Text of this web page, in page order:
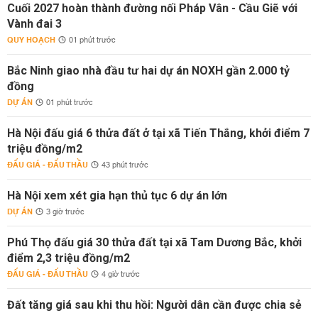
Cuối 2027 hoàn thành đường nối Pháp Vân - Cầu Giẽ với
Vành đai 3
QUY HOẠCH 01 phút trước
Bắc Ninh giao nhà đầu tư hai dự án NOXH gần 2.000 tỷ
đồng
DỰ ÁN 01 phút trước
Hà Nội đấu giá 6 thửa đất ở tại xã Tiến Thắng, khởi điểm 7
triệu đồng/m2
ĐẤU GIÁ - ĐẤU THẦU 43 phút trước
Hà Nội xem xét gia hạn thủ tục 6 dự án lớn
DỰ ÁN 3 giờ trước
Phú Thọ đấu giá 30 thửa đất tại xã Tam Dương Bắc, khởi
điểm 2,3 triệu đồng/m2
ĐẤU GIÁ - ĐẤU THẦU 4 giờ trước
Đất tăng giá sau khi thu hồi: Người dân cần được chia sẻ